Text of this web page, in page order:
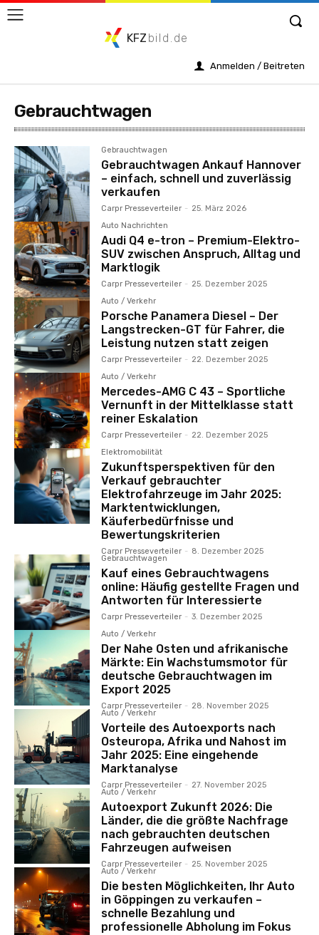
KFZ bild.de
Anmelden / Beitreten
Gebrauchtwagen
Gebrauchtwagen
Gebrauchtwagen Ankauf Hannover
– einfach, schnell und zuverlässig
verkaufen
Carpr Presseverteiler - 25. März 2026
Auto Nachrichten
Audi Q4 e-tron – Premium-Elektro-
SUV zwischen Anspruch, Alltag und
Marktlogik
Carpr Presseverteiler - 25. Dezember 2025
Auto / Verkehr
Porsche Panamera Diesel – Der
Langstrecken-GT für Fahrer, die
Leistung nutzen statt zeigen
Carpr Presseverteiler - 22. Dezember 2025
Auto / Verkehr
Mercedes-AMG C 43 – Sportliche
Vernunft in der Mittelklasse statt
reiner Eskalation
Carpr Presseverteiler - 22. Dezember 2025
Elektromobilität
Zukunftsperspektiven für den
Verkauf gebrauchter
Elektrofahrzeuge im Jahr 2025:
Marktentwicklungen,
Käuferbedürfnisse und
Bewertungskriterien
Carpr Presseverteiler - 8. Dezember 2025
Gebrauchtwagen
Kauf eines Gebrauchtwagens
online: Häufig gestellte Fragen und
Antworten für Interessierte
Carpr Presseverteiler - 3. Dezember 2025
Auto / Verkehr
Der Nahe Osten und afrikanische
Märkte: Ein Wachstumsmotor für
deutsche Gebrauchtwagen im
Export 2025
Carpr Presseverteiler - 28. November 2025
Auto / Verkehr
Vorteile des Autoexports nach
Osteuropa, Afrika und Nahost im
Jahr 2025: Eine eingehende
Marktanalyse
Carpr Presseverteiler - 27. November 2025
Auto / Verkehr
Autoexport Zukunft 2026: Die
Länder, die die größte Nachfrage
nach gebrauchten deutschen
Fahrzeugen aufweisen
Carpr Presseverteiler - 25. November 2025
Auto / Verkehr
Die besten Möglichkeiten, Ihr Auto
in Göppingen zu verkaufen –
schnelle Bezahlung und
professionelle Abholung im Fokus